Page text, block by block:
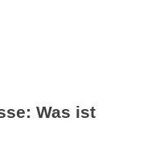
Was ist